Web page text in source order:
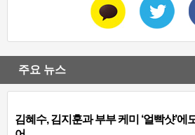
주요 뉴스
김혜수, 김지훈과 부부 케미 ‘얼빡샷’에